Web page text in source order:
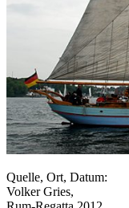
Quelle, Ort, Datum:
Volker Gries,